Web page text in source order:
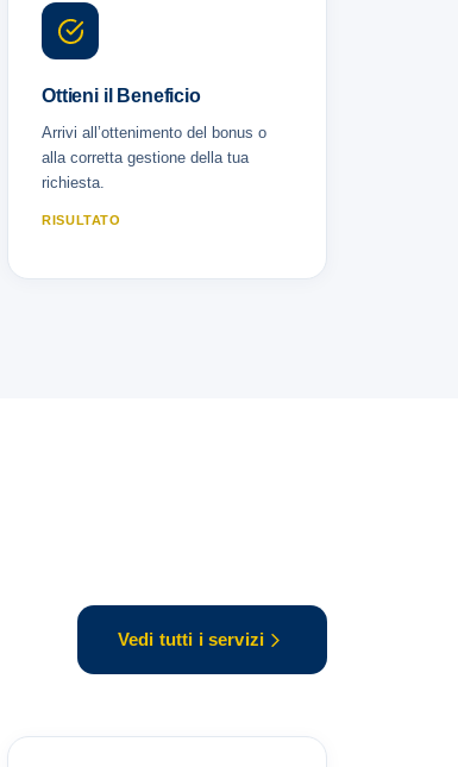
Ottieni il Beneficio
Arrivi all’ottenimento del bonus o
alla corretta gestione della tua
richiesta.
RISULTATO
Vedi tutti i servizi